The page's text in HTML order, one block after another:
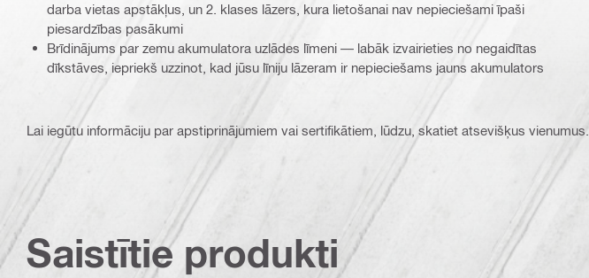
darba vietas apstākļus, un 2. klases lāzers, kura lietošanai nav nepieciešami īpaši
piesardzības pasākumi
Brīdinājums par zemu akumulatora uzlādes līmeni — labāk izvairieties no negaidītas
dīkstāves, iepriekš uzzinot, kad jūsu līniju lāzeram ir nepieciešams jauns akumulators
Lai iegūtu informāciju par apstiprinājumiem vai sertifikātiem, lūdzu, skatiet atsevišķus vienumus.
Saistītie produkti